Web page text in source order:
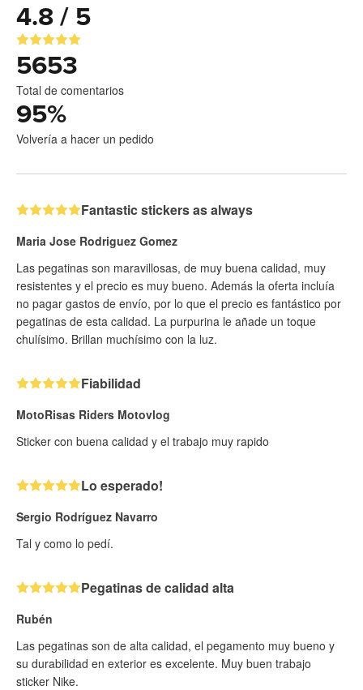
4.8 / 5
5653
Total de comentarios
95%
Volvería a hacer un pedido
Fantastic stickers as always
Maria Jose Rodriguez Gomez
Las pegatinas son maravillosas, de muy buena calidad, muy
resistentes y el precio es muy bueno. Además la oferta incluía
no pagar gastos de envío, por lo que el precio es fantástico por
pegatinas de esta calidad. La purpurina le añade un toque
chulísimo. Brillan muchísimo con la luz.
Fiabilidad
MotoRisas Riders Motovlog
Sticker con buena calidad y el trabajo muy rapido
Lo esperado!
Sergio Rodríguez Navarro
Tal y como lo pedí.
Pegatinas de calidad alta
Rubén
Las pegatinas son de alta calidad, el pegamento muy bueno y
su durabilidad en exterior es excelente. Muy buen trabajo
sticker Nike.